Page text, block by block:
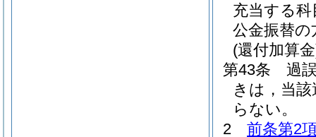
充当する
公金振替
(還付加算
第43条
過
きは，当
らない。
2
前条第2